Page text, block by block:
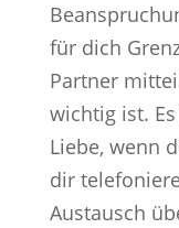
für dich
Partner
wichtig ist.
Liebe, wenn
dir
Austausch